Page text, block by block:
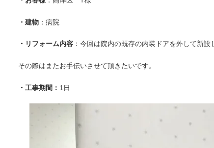
・建物：病院
・リフォーム内容：今回は院内の既存の内装ドアを外して新設
その際はまたお手伝いさせて頂きたいです。
・工事期間： 1日